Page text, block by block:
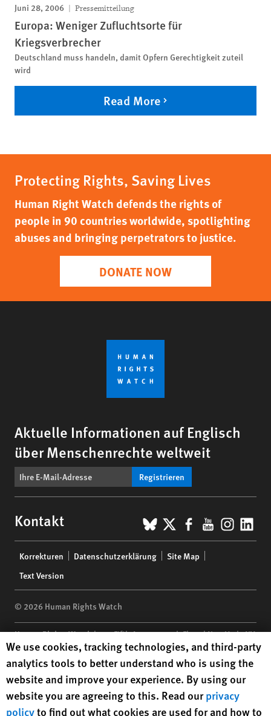
Juni 28, 2006 Pressemitteilung
Europa: Weniger Zufluchtsorte für
Kriegsverbrecher
Deutschland muss handeln, damit Opfern Gerechtigkeit zuteil
wird
Read More
Protecting Rights, Saving Lives
Human Right Watch defends the rights of
people in 90 countries worldwide, spotlighting
abuses and bringing perpetrators to justice.
DONATE NOW
Aktuelle Informationen auf Englisch
über Menschenrechte weltweit
Registrieren
Kontakt BlueSky
X Facebook
YouTube
menu
Korrekturen Datenschutzerklärung
Site Map
Text Version
© 2026 Human Rights Watch
Human Rights Watch| 350 Fifth Avenue, 34th Floor | New York,NY
10118-3299USA|t 1.212.290.4700
Human Rights Watchis a 501(C)(3) nonprofit registered in the US
under EIN: 13-2875808
Human Rights Watch cookie preferences
We use cookies, tracking technologies, and third-party
analytics tools to better understand who is using the
website and improve your experience. By using our
website you are agreeing to this. Read ourprivacy
policyto find out what cookies are used for and how to